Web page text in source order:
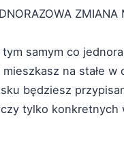
ZMIANA
samym co
na stałe
będziesz
tylko